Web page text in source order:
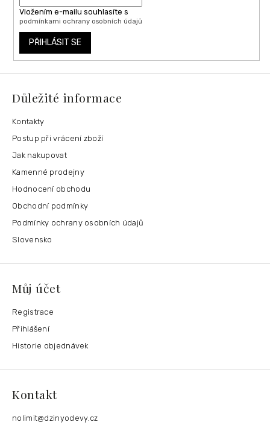
Vložením e-mailu souhlasíte s
podmínkami ochrany osobních údajů
PŘIHLÁSIT SE
Důležité informace
Kontakty
Postup při vrácení zboží
Jak nakupovat
Kamenné prodejny
Hodnocení obchodu
Obchodní podmínky
Podmínky ochrany osobních údajů
Slovensko
Můj účet
Registrace
Přihlášení
Historie objednávek
Kontakt
nolimit@dzinyodevy.cz